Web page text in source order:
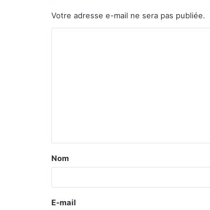
Votre adresse e-mail ne sera pas publiée.
Nom
E-mail